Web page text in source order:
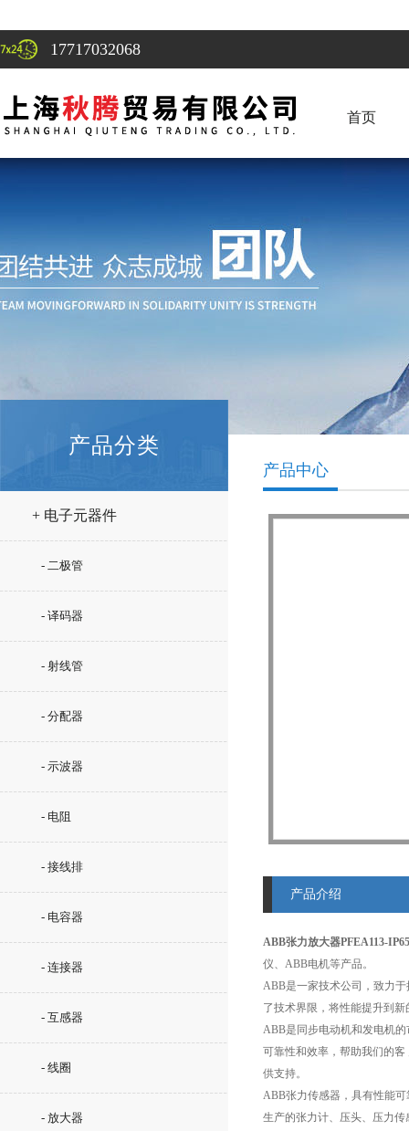
17717032068
首页
产品分类
+ 电子元器件
- 二极管
- 译码器
- 射线管
- 分配器
- 示波器
- 电阻
- 接线排
- 电容器
- 连接器
- 互感器
- 线圈
- 放大器
产品中心
产品介绍
ABB张力放大器PFEA113-IP65
仪、ABB电机等产品。
ABB是一家技术公司，致力
了技术界限，将性能提升到
ABB是同步电动机和发电机
可靠性和效率，帮助我们的
供支持。
ABB张力传感器，具有性能
生产的张力计、压头、压力